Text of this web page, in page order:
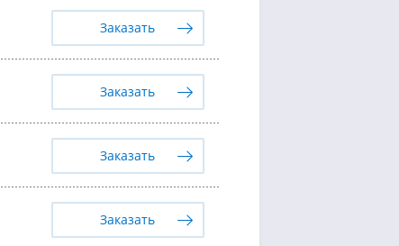
Заказать
Заказать
Заказать
Заказать